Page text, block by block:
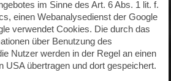
im Sinne des Art. 6 Abs. 1 lit. f.
einen Webanalysedienst der Google
verwendet Cookies. Die durch das
über Benutzung des
Nutzer werden in der Regel an einen
USA übertragen und dort gespeichert.